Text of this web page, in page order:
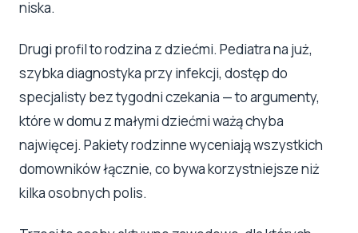
niska.
Drugi profil to rodzina z dziećmi. Pediatra na już,
szybka diagnostyka przy infekcji, dostęp do
specjalisty bez tygodni czekania — to argumenty,
które w domu z małymi dziećmi ważą chyba
najwięcej. Pakiety rodzinne wyceniają wszystkich
domowników łącznie, co bywa korzystniejsze niż
kilka osobnych polis.